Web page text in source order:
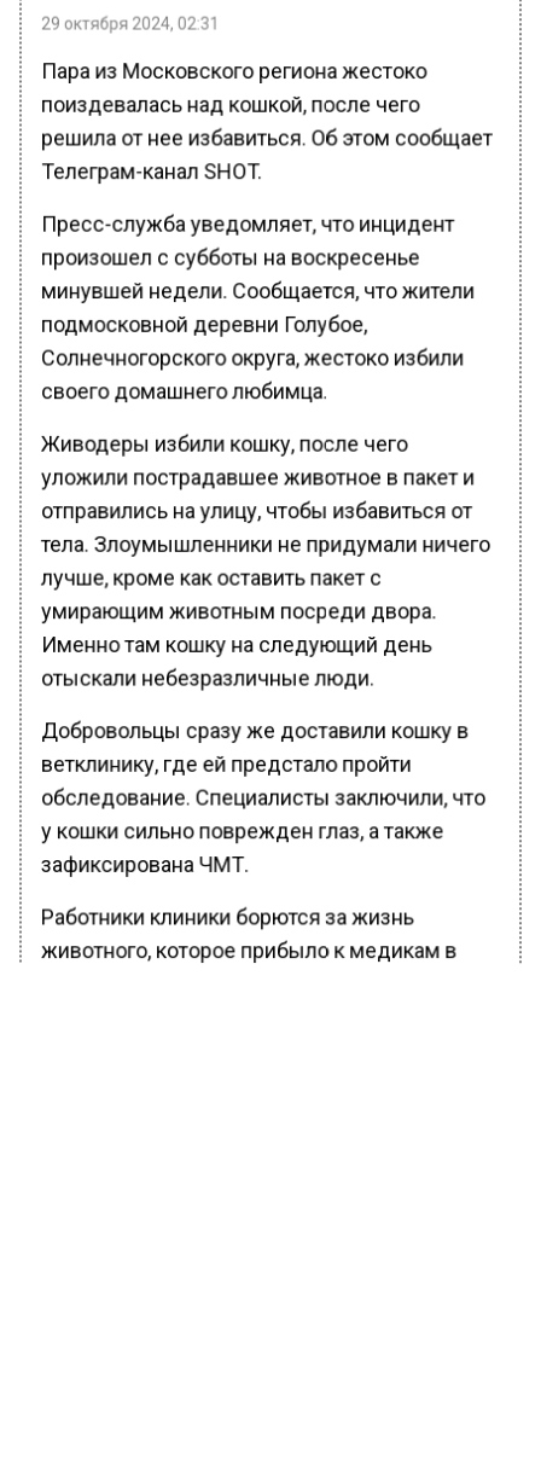
29 октября 2024, 02:31
Пара из Московского региона жестоко
поиздевалась над кошкой, после чего
решила от нее избавиться. Об этом сообщает
Телеграм-канал SHOT.
Пресс-служба уведомляет, что инцидент
произошел с субботы на воскресенье
минувшей недели. Сообщается, что жители
подмосковной деревни Голубое,
Солнечногорского округа, жестоко избили
своего домашнего любимца.
Живодеры избили кошку, после чего
уложили пострадавшее животное в пакет и
отправились на улицу, чтобы избавиться от
тела. Злоумышленники не придумали ничего
лучше, кроме как оставить пакет с
умирающим животным посреди двора.
Именно там кошку на следующий день
отыскали небезразличные люди.
Добровольцы сразу же доставили кошку в
ветклинику, где ей предстало пройти
обследование. Специалисты заключили, что
у кошки сильно поврежден глаз, а также
зафиксирована ЧМТ.
Работники клиники борются за жизнь
животного, которое прибыло к медикам в